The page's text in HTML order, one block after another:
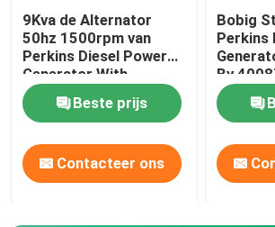
Fawde Diesel Generator
Yangdong Diesel Generator
YUCHAI-diesel generator
9Kva de Alternator
50hz 1500rpm van
Perkins Diesel Power
Generator With
Stamford
Beste prijs
Contacteer ons
Bobig
Perkins
By